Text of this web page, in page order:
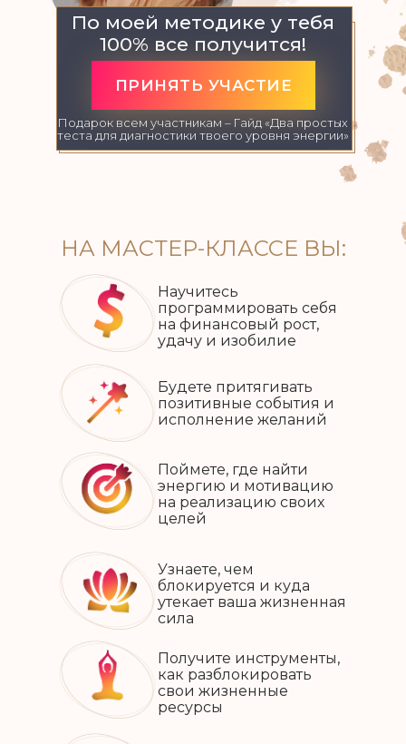
По моей методике у тебя
100% все получится!
ПРИНЯТЬ УЧАСТИЕ
Подарок всем участникам – Гайд «Два простых
теста для диагностики твоего уровня энергии»
НА МАСТЕР-КЛАССЕ ВЫ:
Научитесь
программировать себя
на финансовый рост,
удачу и изобилие
Будете притягивать
позитивные события и
исполнение желаний
Узнаете, чем
блокируется и куда
утекает ваша жизненная
сила
Получите инструменты,
как разблокировать
свои жизненные
ресурсы
Поймете, где найти
энергию и мотивацию
на реализацию своих
целей